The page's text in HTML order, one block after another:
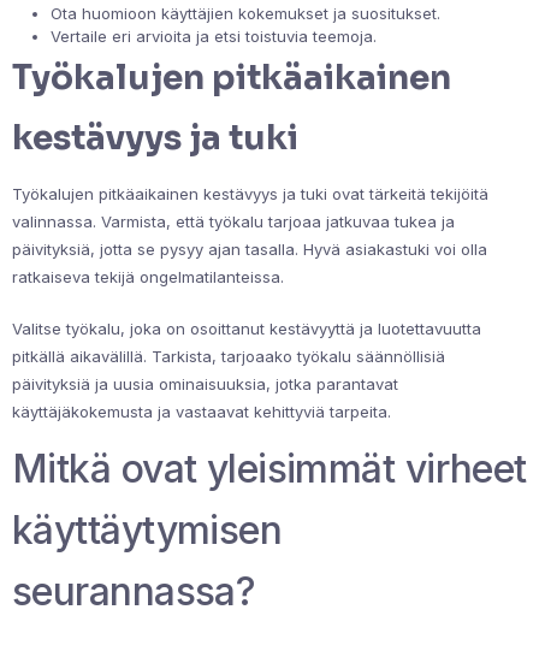
Ota huomioon käyttäjien kokemukset ja suositukset.
Vertaile eri arvioita ja etsi toistuvia teemoja.
Työkalujen pitkäaikainen
kestävyys ja tuki
Työkalujen pitkäaikainen kestävyys ja tuki ovat tärkeitä tekijöitä
valinnassa. Varmista, että työkalu tarjoaa jatkuvaa tukea ja
päivityksiä, jotta se pysyy ajan tasalla. Hyvä asiakastuki voi olla
ratkaiseva tekijä ongelmatilanteissa.
Valitse työkalu, joka on osoittanut kestävyyttä ja luotettavuutta
pitkällä aikavälillä. Tarkista, tarjoaako työkalu säännöllisiä
päivityksiä ja uusia ominaisuuksia, jotka parantavat
käyttäjäkokemusta ja vastaavat kehittyviä tarpeita.
Mitkä ovat yleisimmät virheet
käyttäytymisen
seurannassa?